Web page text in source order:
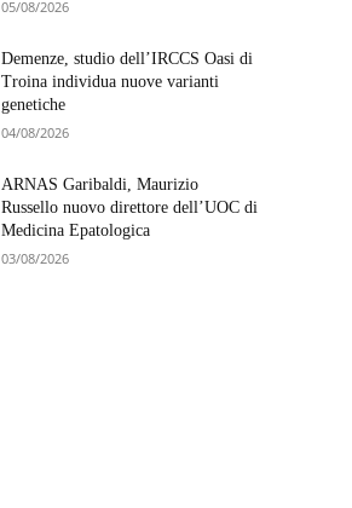
05/08/2026
Demenze, studio dell’IRCCS Oasi di
Troina individua nuove varianti
genetiche
04/08/2026
ARNAS Garibaldi, Maurizio
Russello nuovo direttore dell’UOC di
Medicina Epatologica
03/08/2026